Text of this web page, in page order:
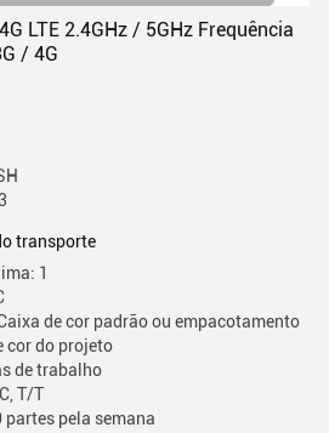
LTE 2.4GHz / 5GHz Frequência
/ 4G
transporte
1
de cor padrão ou empacotamento
cor do projeto
de trabalho
T/T
pela semana